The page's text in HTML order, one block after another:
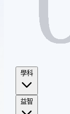
學科
益智